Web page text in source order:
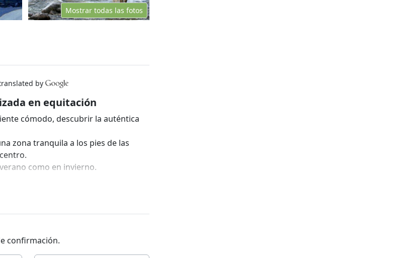
Mostrar todas las fotos
by
en equitación
cómodo, descubrir la auténtica
zona tranquila a los pies de las
como en invierno.
día o un día completo, romántica
de caballos en el verano.
confirmación.